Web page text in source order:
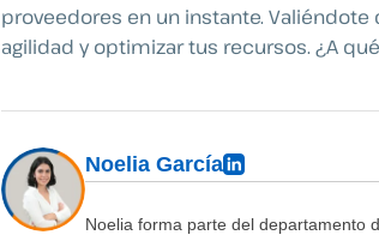
proveedores en un instante.
agilidad y optimizar tus recursos. ¿A
Noelia García
Noelia forma parte del departamento